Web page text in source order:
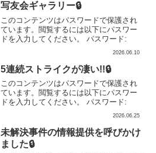
写友会ギャラリー🔒
このコンテンツはパスワードで保護され
ています。閲覧するには以下にパスワー
ドを入力してください。 パスワード:
2026.06.10
5連続ストライクが凄い!!🔒
このコンテンツはパスワードで保護され
ています。閲覧するには以下にパスワー
ドを入力してください。 パスワード:
2026.06.25
未解決事件の情報提供を呼びかけ
ました🔒